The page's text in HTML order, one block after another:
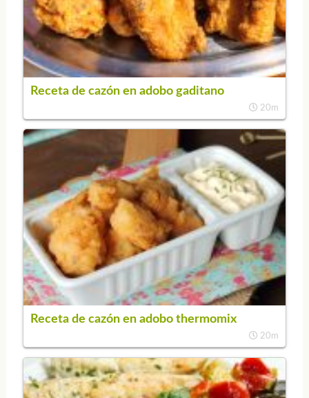
Receta de cazón en adobo gaditano
20m
Receta de cazón en adobo thermomix
20m